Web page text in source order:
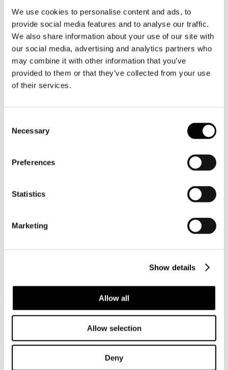
We use cookies to personalise content and ads, to
provide social media features and to analyse our traffic.
We also share information about your use of our site with
our social media, advertising and analytics partners who
may combine it with other information that you’ve
provided to them or that they’ve collected from your use
of their services.
Selection
Necessary
Preferences
Statistics
Marketing
Show details
Allow all
Allow selection
Deny
Apertura prolungata dei musei autonomi il sabato sera dalle 20 alle
In G.U. la Legge n. 182 sugli scioperi nei luoghi di cultura
Pubblicato sulla Gazzetta n.269/2015 il DL recante le misure urgenti
per la fruizione del patrimonio artistico del Paese
Leggi tutto...
20
Newsletter N. 194 del 20/11/2015
Novembre
Nell’ambito dell’Assemblea di Confindustria Genova, svoltasi oggi
a Palazzo Ducale, è intervenuto il Ministro delle Infrastrutture e dei
“Ringrazio il Ministro per la citazione del nostro Salone Nautico –
ha dichiaro il Presidente di UCINA Confindustria Nautica Carla
Demaria – un apprezzamento che ci dà fiducia nel futuro, e
condivido le sue riflessioni sulla necessità di fare sistema evitando
ogni divisione”.Questo il passaggio citato all’interno del discorso del